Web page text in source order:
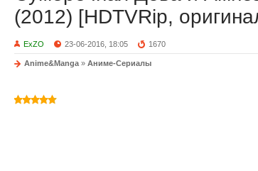
(2012) [HDTVRip,
ExZO 23-06-2016, 18:05 1670
Anime&Manga » Аниме-Сериалы